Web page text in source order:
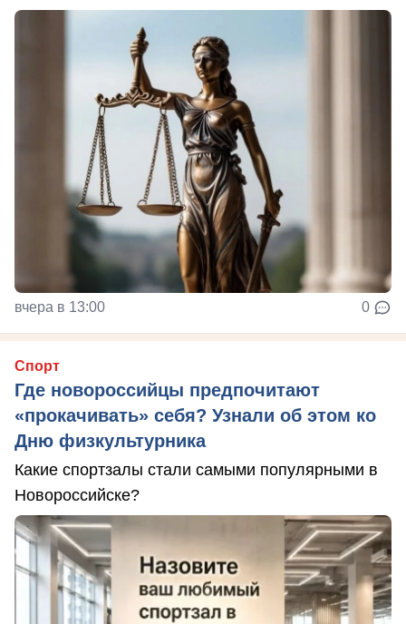
вчера в 13:00 0
Спорт
Где новороссийцы предпочитают
«прокачивать» себя? Узнали об этом ко
Дню физкультурника
Какие спортзалы стали самыми популярными в
Новороссийске?